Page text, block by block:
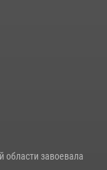
навыки
области завоевала